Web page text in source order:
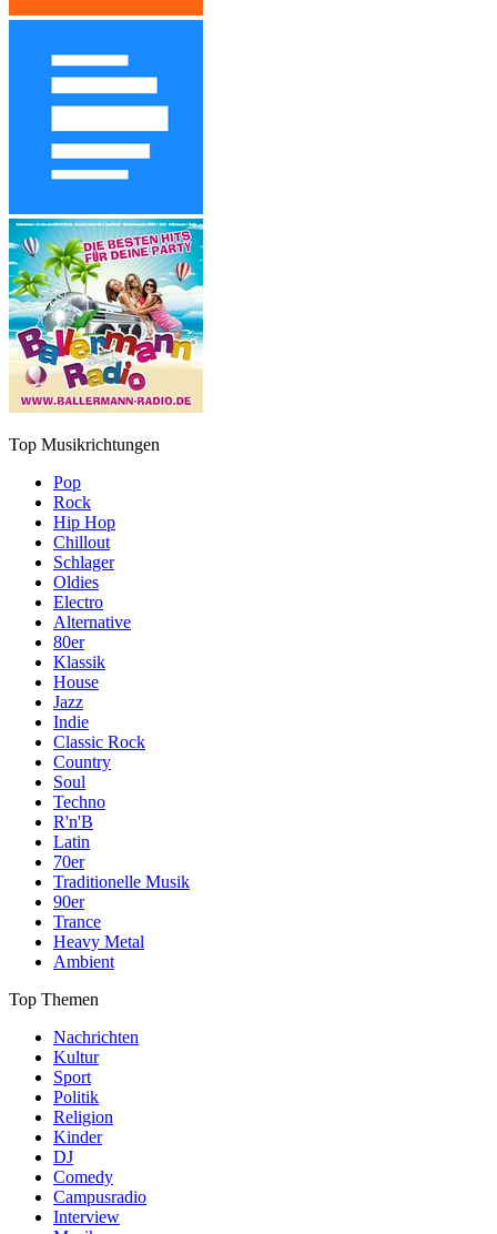
Top Musikrichtungen
Pop
Rock
Hip Hop
Chillout
Schlager
Oldies
Electro
Alternative
80er
Klassik
House
Jazz
Indie
Classic Rock
Country
Soul
Techno
R'n'B
Latin
70er
Traditionelle Musik
90er
Trance
Heavy Metal
Ambient
Top Themen
Nachrichten
Kultur
Sport
Politik
Religion
Kinder
DJ
Comedy
Campusradio
Interview